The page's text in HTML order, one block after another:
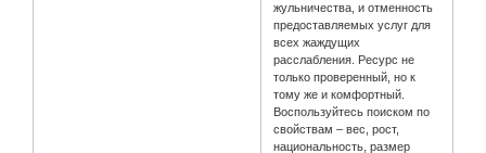
жульничества, и отменность
предоставляемых услуг для
всех жаждущих
расслабления. Ресурс не
только проверенный, но к
тому же и комфортный.
Воспользуйтесь поиском по
свойствам – вес, рост,
национальность, размер